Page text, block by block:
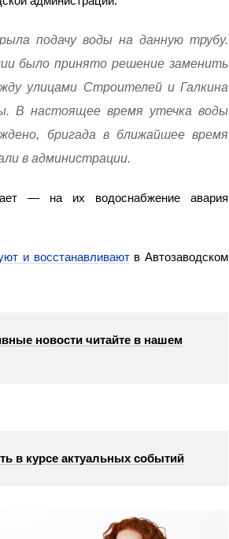
подачу воды на данную трубу.
было принято решение заменить
улицами Строителей и Галкина
В настоящее время утечка воды
бригада в ближайшее время
в администрации.
— на их водоснабжение авария
и восстанавливаютв Автозаводском
новости читайте в нашем
в курсе актуальных событий